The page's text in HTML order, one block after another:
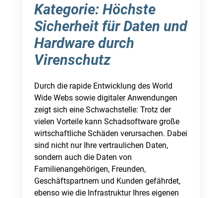
Kategorie: Höchste
Sicherheit für Daten und
Hardware durch
Virenschutz
Durch die rapide Entwicklung des World
Wide Webs sowie digitaler Anwendungen
zeigt sich eine Schwachstelle: Trotz der
vielen Vorteile kann Schadsoftware große
wirtschaftliche Schäden verursachen. Dabei
sind nicht nur Ihre vertraulichen Daten,
sondern auch die Daten von
Familienangehörigen, Freunden,
Geschäftspartnern und Kunden gefährdet,
ebenso wie die Infrastruktur Ihres eigenen